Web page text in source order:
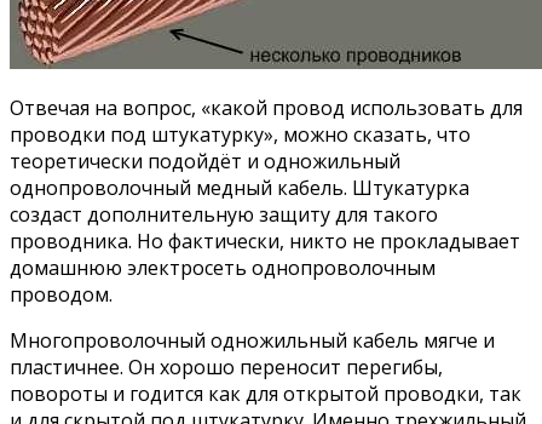
Отвечая на вопрос, «какой провод использовать для
проводки под штукатурку», можно сказать, что
теоретически подойдёт и одножильный
однопроволочный медный кабель. Штукатурка
создаст дополнительную защиту для такого
проводника. Но фактически, никто не прокладывает
домашнюю электросеть однопроволочным
проводом.
Многопроволочный одножильный кабель мягче и
пластичнее. Он хорошо переносит перегибы,
повороты и годится как для открытой проводки, так